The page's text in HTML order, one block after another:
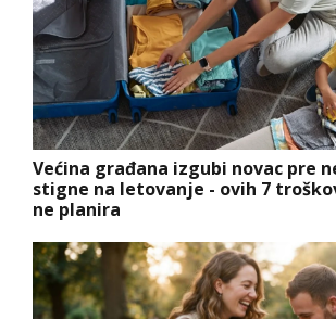
Većina građana izgubi novac pre
stigne na letovanje - ovih 7
ne planira